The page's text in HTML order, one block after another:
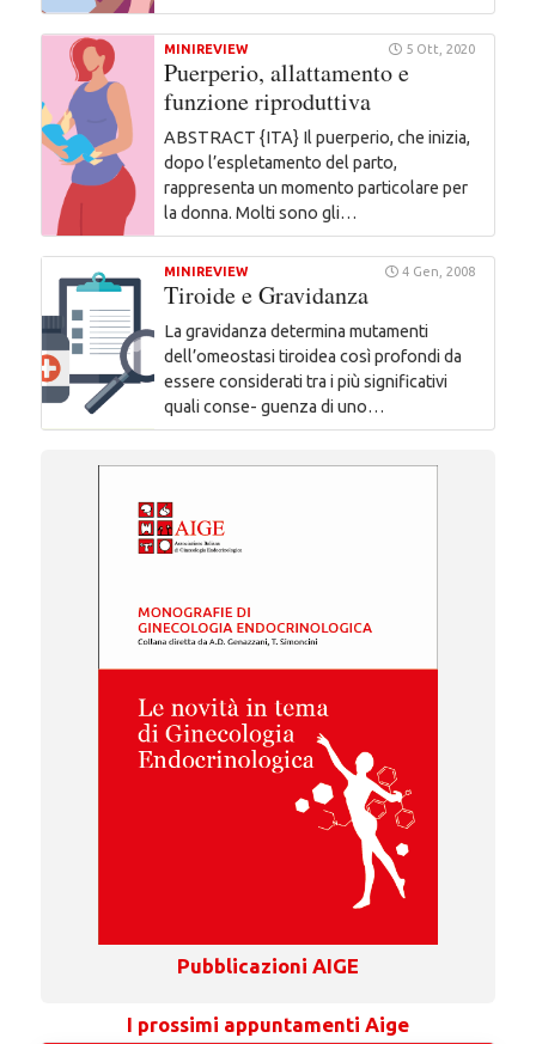
MINIREVIEW 5 Ott, 2020
Puerperio, allattamento e
funzione riproduttiva
ABSTRACT {ITA} Il puerperio, che inizia,
dopo l’espletamento del parto,
rappresenta un momento particolare per
la donna. Molti sono gli…
MINIREVIEW 4 Gen, 2008
Tiroide e Gravidanza
La gravidanza determina mutamenti
dell’omeostasi tiroidea così profondi da
essere considerati tra i più significativi
quali conse- guenza di uno…
Pubblicazioni AIGE
I prossimi appuntamenti Aige